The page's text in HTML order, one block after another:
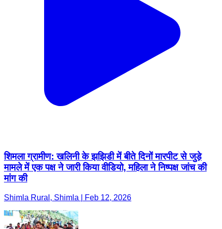
शिमला ग्रामीण: खलिनी के झझिडी में बीते दिनों मारपीट से जुड़े
मामले में एक पक्ष ने जारी किया वीडियो, महिला ने निष्पक्ष जांच की
मांग की
Shimla Rural, Shimla | Feb 12, 2026